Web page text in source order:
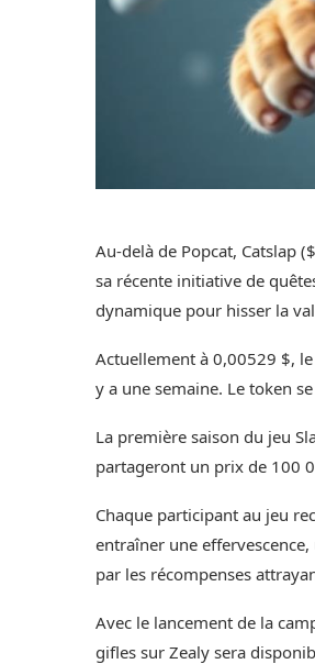
Au-delà de Popcat, Catslap
sa récente initiative de
dynamique pour hisser la
Actuellement à 0,00529 $, le
y a une semaine. Le token
La première saison du jeu
partageront un prix de 100
Chaque participant au jeu
entraîner une effervescence,
par les récompenses
Avec le lancement de la
gifles sur Zealy sera